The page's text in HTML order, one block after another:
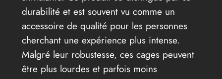
durabilité et est souvent vu comme un
accessoire de qualité pour les personnes
cherchant une expérience plus intense.
Malgré leur robustesse, ces cages peuvent
être plus lourdes et parfois moins